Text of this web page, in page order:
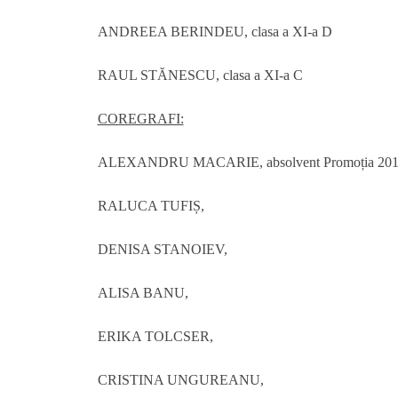
ANDREEA BERINDEU, clasa a XI-a D
RAUL STĂNESCU, clasa a XI-a C
COREGRAFI:
ALEXANDRU MACARIE, absolvent Promoția
RALUCA TUFIȘ,
DENISA STANOIEV,
ALISA BANU,
ERIKA TOLCSER,
CRISTINA UNGUREANU,